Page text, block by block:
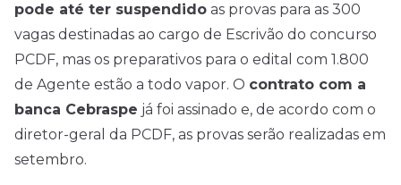
pode até ter suspendido as provas para as 300
vagas destinadas ao cargo de Escrivão do concurso
PCDF, mas os preparativos para o edital com 1.800
de Agente estão a todo vapor. O contrato com a
banca Cebraspe já foi assinado e, de acordo com o
diretor-geral da PCDF, as provas serão realizadas em
setembro.